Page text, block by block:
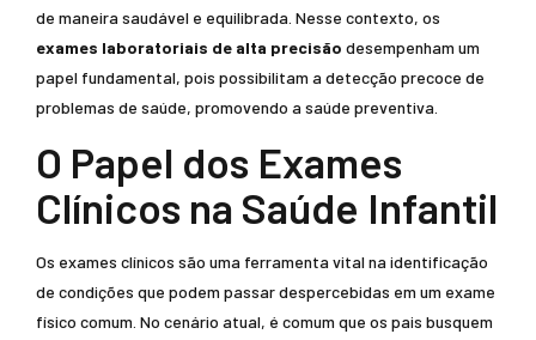
de maneira saudável e equilibrada. Nesse contexto, os
exames laboratoriais de alta precisão desempenham um
papel fundamental, pois possibilitam a detecção precoce de
problemas de saúde, promovendo a saúde preventiva.
O Papel dos Exames
Clínicos na Saúde Infantil
Os exames clínicos são uma ferramenta vital na identificação
de condições que podem passar despercebidas em um exame
físico comum. No cenário atual, é comum que os pais busquem